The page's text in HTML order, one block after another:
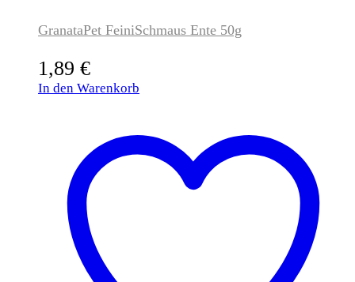
GranataPet FeiniSchmaus Ente 50g
1,89 €
In den Warenkorb